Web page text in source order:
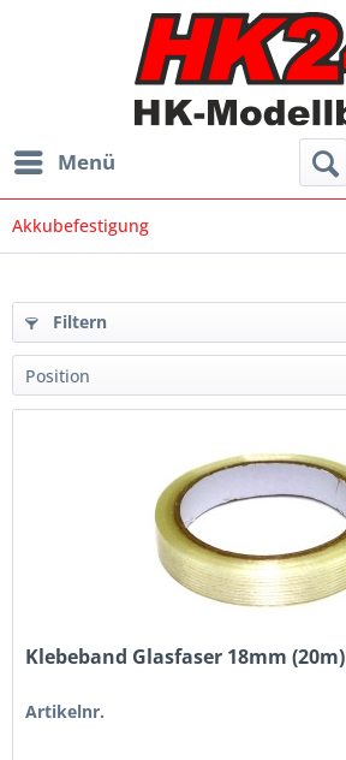
Menü
Akkubefestigung
Filtern
Klebeband Glasfaser 18mm (20m)
Artikelnr.